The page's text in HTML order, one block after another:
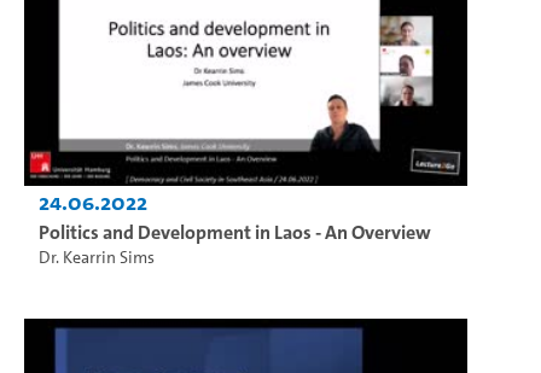
24.06.2022
Politics and Development in Laos - An Overview
Dr. Kearrin Sims